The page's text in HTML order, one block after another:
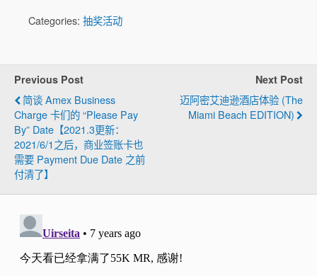
Categories: 抽奖活动
Previous Post
简谈 Amex Business
Charge 卡们的 “Please Pay
By” Date【2021.3更新：
2021/6/1之后，商业签账卡也
需要 Payment Due Date 之前
付清了】
Next Post
迈阿密艾迪逊酒店体验 (The
Miami Beach EDITION)